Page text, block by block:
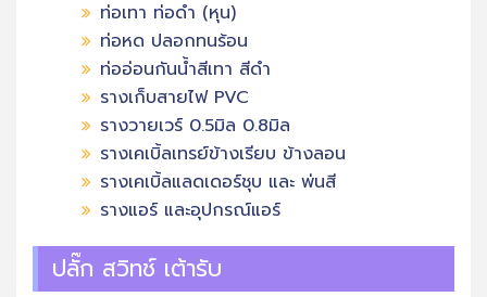
ท่อเทา ท่อดำ (หุน)
ท่อหด ปลอกทนร้อน
ท่ออ่อนกันน้ำสีเทา สีดำ
รางเก็บสายไฟ PVC
รางวายเวร์ 0.5มิล 0.8มิล
รางเคเบิ้ลเทรย์ข้างเรียบ ข้างลอน
รางเคเบิ้ลแลดเดอร์ชุบ และ พ่นสี
รางแอร์ และอุปกรณ์แอร์
ปลั๊ก สวิทช์ เต้ารับ